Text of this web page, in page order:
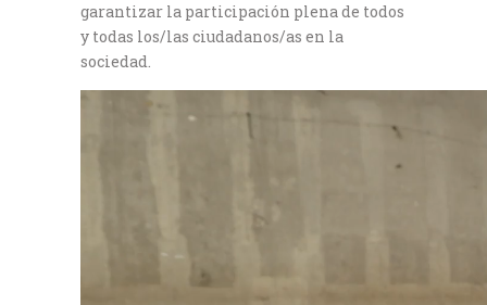
garantizar la participación plena de todos
y todas los/las ciudadanos/as en la
sociedad.